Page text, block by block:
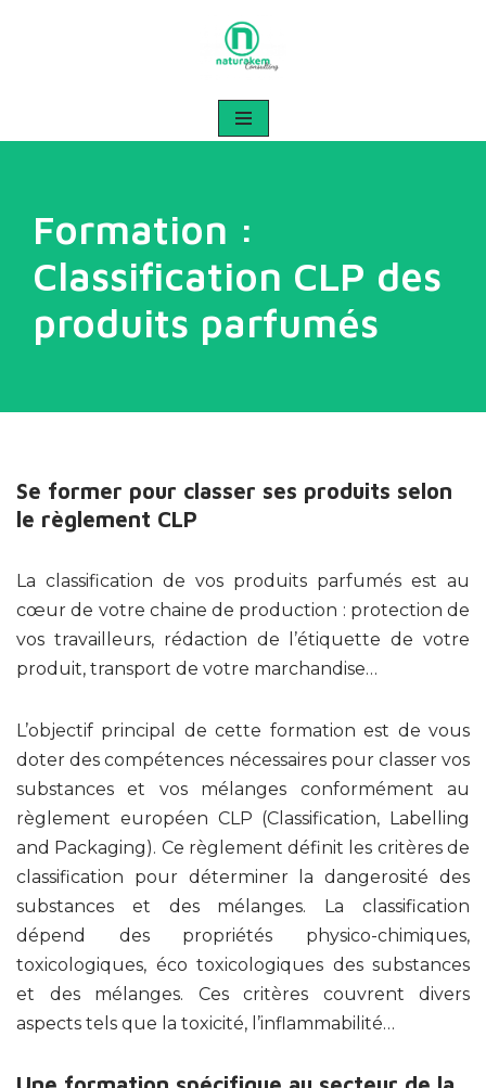
Formation :
Classification CLP des
produits parfumés
Se former pour classer ses produits selon
le règlement CLP
La classification de vos produits parfumés est au
cœur de votre chaine de production : protection de
vos travailleurs, rédaction de l’étiquette de votre
produit, transport de votre marchandise…
L’objectif principal de cette formation est de vous
doter des compétences nécessaires pour classer vos
substances et vos mélanges conformément au
règlement européen CLP (Classification, Labelling
and Packaging). Ce règlement définit les critères de
classification pour déterminer la dangerosité des
substances et des mélanges. La classification
dépend des propriétés physico-chimiques,
toxicologiques, éco toxicologiques des substances
et des mélanges. Ces critères couvrent divers
aspects tels que la toxicité, l’inflammabilité…